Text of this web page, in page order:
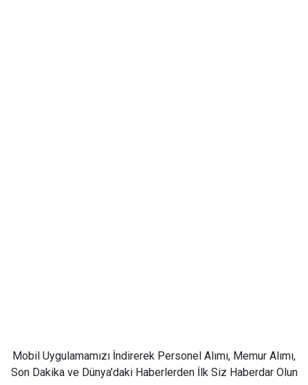
Mobil Uygulamamızı İndirerek Personel Alımı, Memur Alımı,
Son Dakika ve Dünya'daki Haberlerden İlk Siz Haberdar Olun